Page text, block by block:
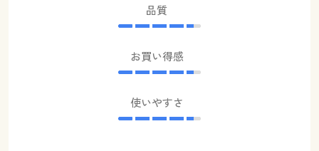
品質
お買い得感
使いやすさ